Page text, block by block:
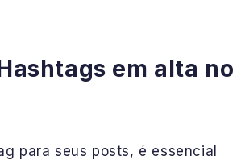
em alta no
para seus posts, é essencial